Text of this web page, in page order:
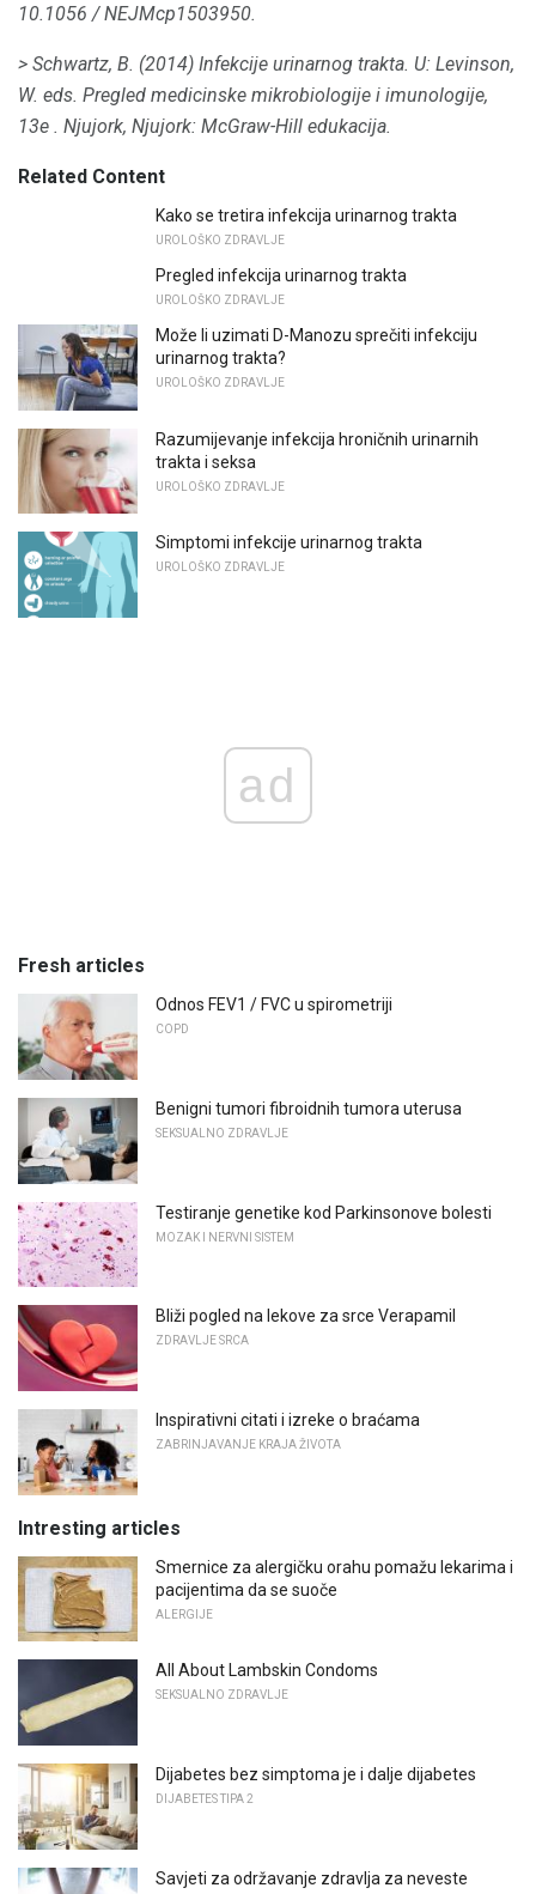
10.1056 / NEJMcp1503950.
> Schwartz, B. (2014) Infekcije urinarnog trakta. U: Levinson,
W. eds. Pregled medicinske mikrobiologije i imunologije,
13e . Njujork, Njujork: McGraw-Hill edukacija.
Related Content
Kako se tretira infekcija urinarnog trakta
UROLOŠKO ZDRAVLJE
Pregled infekcija urinarnog trakta
UROLOŠKO ZDRAVLJE
Može li uzimati D-Manozu sprečiti infekciju
urinarnog trakta?
UROLOŠKO ZDRAVLJE
Razumijevanje infekcija hroničnih urinarnih
trakta i seksa
UROLOŠKO ZDRAVLJE
Simptomi infekcije urinarnog trakta
UROLOŠKO ZDRAVLJE
ad
Fresh articles
Odnos FEV1 / FVC u spirometriji
COPD
Benigni tumori fibroidnih tumora uterusa
SEKSUALNO ZDRAVLJE
Testiranje genetike kod Parkinsonove bolesti
MOZAK I NERVNI SISTEM
Bliži pogled na lekove za srce Verapamil
ZDRAVLJE SRCA
Inspirativni citati i izreke o braćama
ZABRINJAVANJE KRAJA ŽIVOTA
Intresting articles
Smernice za alergičku orahu pomažu lekarima i
pacijentima da se suoče
ALERGIJE
All About Lambskin Condoms
SEKSUALNO ZDRAVLJE
Dijabetes bez simptoma je i dalje dijabetes
DIJABETES TIPA 2
Savjeti za održavanje zdravlja za neveste